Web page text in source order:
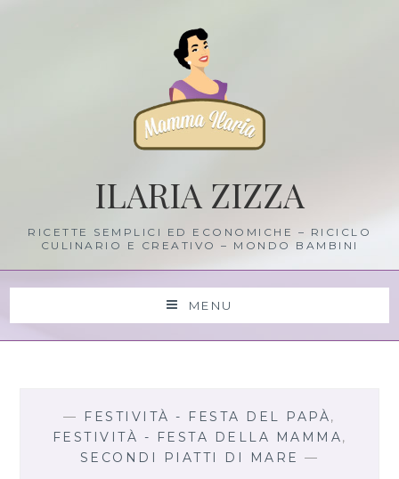
ILARIA ZIZZA
RICETTE SEMPLICI ED ECONOMICHE – RICICLO
CULINARIO E CREATIVO – MONDO BAMBINI
MENU
— FESTIVITÀ - FESTA DEL PAPÀ,
FESTIVITÀ - FESTA DELLA MAMMA,
SECONDI PIATTI DI MARE —